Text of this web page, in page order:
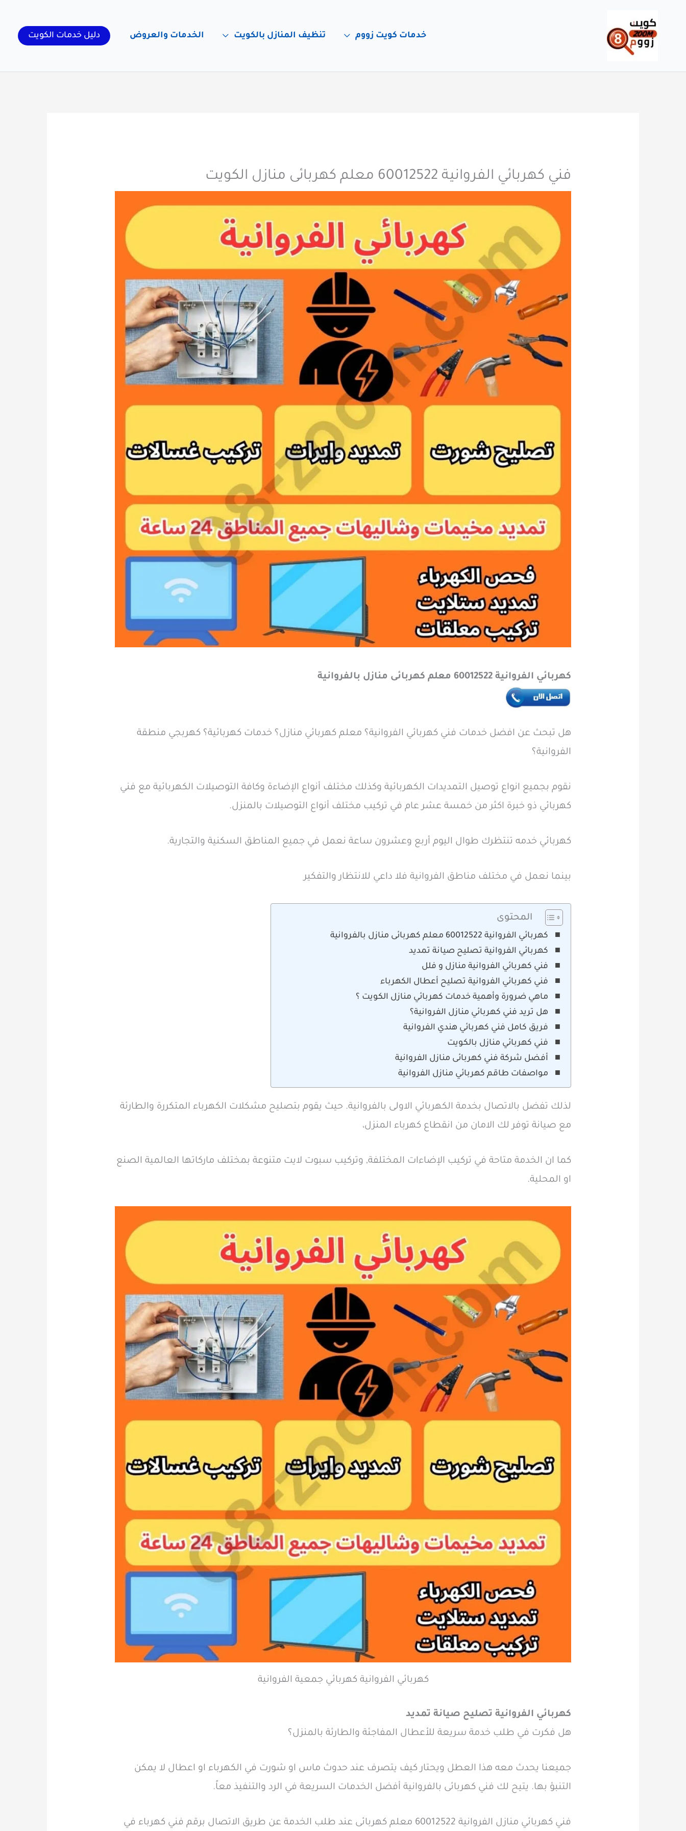
المحتوى
خدمات كويت زووم تنظيف المنازل بالكويت الخدمات والعروض دليل خدمات الكويت
فني كهربائي الفروانية 60012522 معلم كهربائى منازل الكويت
كهربائي الفروانية 60012522 معلم كهربائى منازل بالفروانية
هل تبحث عن افضل خدمات فني كهربائي الفروانية؟ معلم كهربائي منازل؟ خدمات كهربائية؟ كهربجي منطقة
الفروانية؟
نقوم بجميع انواع توصيل التمديدات الكهربائية وكذلك مختلف أنواع الإضاءة وكافة التوصيلات الكهربائية مع فني
كهربائي ذو خبرة اكثر من خمسة عشر عام في تركيب مختلف أنواع التوصيلات بالمنزل.
كهربائي خدمه تنتظرك طوال اليوم أربع وعشرون ساعة نعمل في جميع المناطق السكنية والتجارية.
بينما نعمل في مختلف مناطق الفروانية فلا داعي للانتظار والتفكير
المحتوى
كهربائي الفروانية 60012522 معلم كهربائى منازل بالفروانية
كهربائي الفروانية تصليح صيانة تمديد
فني كهربائي الفروانية منازل و فلل
فني كهربائي الفروانية تصليح أعطال الكهرباء
ماهي ضرورة وأهمية خدمات كهربائي منازل الكويت ؟
هل تريد فني كهربائي منازل الفروانية؟
فريق كامل فني كهربائي هندي الفروانية
فني كهربائي منازل بالكويت
أفضل شركة فني كهربائى منازل الفروانية
مواصفات طاقم كهربائي منازل الفروانية
لذلك تفضل بالاتصال بخدمة الكهربائي الاولى بالفروانية. حيث يقوم بتصليح مشكلات الكهرباء المتكررة والطارئة
مع صيانة توفر لك الامان من انقطاع كهرباء المنزل،
كما ان الخدمة متاحة في تركيب الإضاءات المختلفة, وتركيب سبوت لايت متنوعة بمختلف ماركاتها العالمية الصنع
او المحلية.
كهربائي الفروانية كهربائي جمعية الفروانية
كهربائي الفروانية تصليح صيانة تمديد
هل فكرت في طلب خدمة سريعة للأعطال المفاجئة والطارئة بالمنزل؟
جميعنا يحدث معه هذا العطل ويحتار كيف يتصرف عند حدوث ماس او شورت في الكهرباء او اعطال لا يمكن
التنبؤ بها. يتيح لك فني كهربائى بالفروانية أفضل الخدمات السريعة في الرد والتنفيذ معاً.
فني كهربائي منازل الفروانية 60012522 معلم كهربائى عند طلب الخدمة عن طريق الاتصال برقم فني كهرباء في